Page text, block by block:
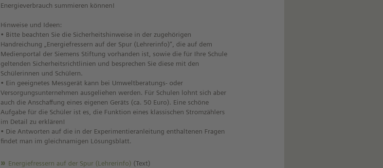
Energieverbrauch summieren können!
Hinweise und Ideen:
• Bitte beachten Sie die Sicherheitshinweise in der zugehörigen
Handreichung „Energiefressern auf der Spur (Lehrerinfo)“, die auf dem
Medienportal der Siemens Stiftung vorhanden ist, sowie die für Ihre Schule
geltenden Sicherheitsrichtlinien und besprechen Sie diese mit den
Schülerinnen und Schülern.
• Ein geeignetes Messgerät kann bei Umweltberatungs- oder
Versorgungsunternehmen ausgeliehen werden. Für Schulen lohnt sich aber
auch die Anschaffung eines eigenen Geräts (ca. 50 Euro). Eine schöne
Aufgabe für die Schüler ist es, die Funktion eines klassischen Stromzählers
im Detail zu erklären!
• Die Antworten auf die in der Experimentieranleitung enthaltenen Fragen
findet man im gleichnamigen Lösungsblatt.
Energiefressern auf der Spur (Lehrerinfo) (Text)